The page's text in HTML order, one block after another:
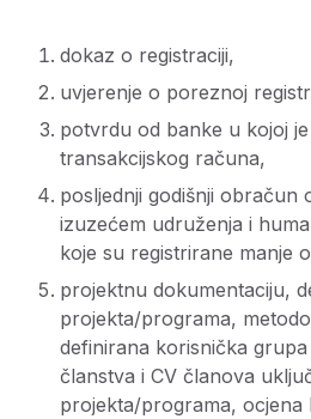
dokaz o registraciji,
uvjerenje o poreznoj
potvrdu od banke u kojoj
transakcijskog računa,
posljednji godišnji obračun
izuzećem udruženja i
koje su registrirane manje
projektnu dokumentaciju,
projekta/programa,
definirana korisnička
članstva i CV članova
projekta/programa, ocjena